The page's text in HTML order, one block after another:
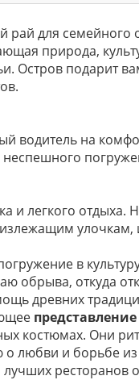
для семейного
природа,
Остров подарит
водитель на
и легкого отдыха.
улочкам,
в
обрыва, откуда
древних
представление
костюмах. Они
о любви и борьбе
ресторанов